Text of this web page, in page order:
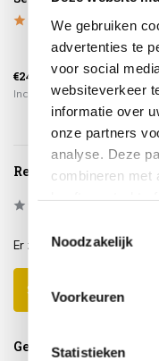
We gebruiken
advertenties te
voor social
websiteverkeer
informatie over
onze partners
analyse. Deze
combineren met
Noodzakelijk
Voorkeuren
Statistieken
€24,95
Incl. btw
Reviews
0/5 Based
Er zijn nog geen reviews
Schrijf je eigen review
Gerelateerde producten